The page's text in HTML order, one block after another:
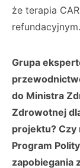
że terapia
refundacyjnym.
Grupa
do Ministra
Zdrowotnej
projektu? Czy
Program
zapobiegania